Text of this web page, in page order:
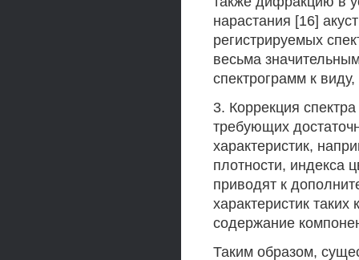
нарастания [16]
регистрируемых
весьма
спектрограмм к
3. Коррекция
требующих
характеристик,
плотности, индекса
приводят к
характеристик
содержание
Таким образом,